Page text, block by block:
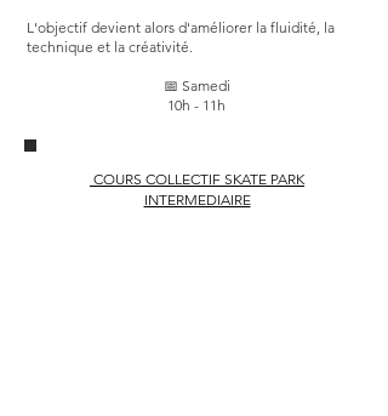
L'objectif devient alors d'améliorer la fluidité, la
technique et la créativité.
📅 Samedi
10h - 11h
COURS COLLECTIF SKATE PARK
INTERMEDIAIRE